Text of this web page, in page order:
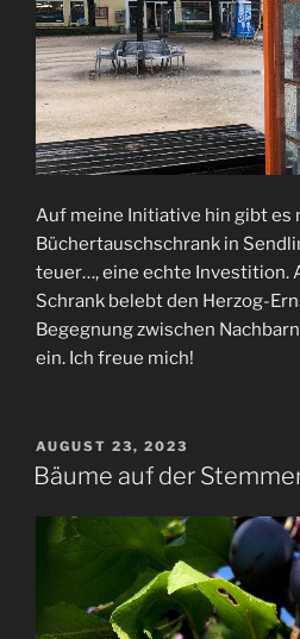
Auf meine Initiative hin gibt es
Büchertauschschrank in
teuer…, eine echte Investition.
Schrank belebt den Herzog-
Begegnung zwischen
ein. Ich freue mich!
VERÖFFENTLICHT
AM
AUGUST 23, 2023
Bäume auf der